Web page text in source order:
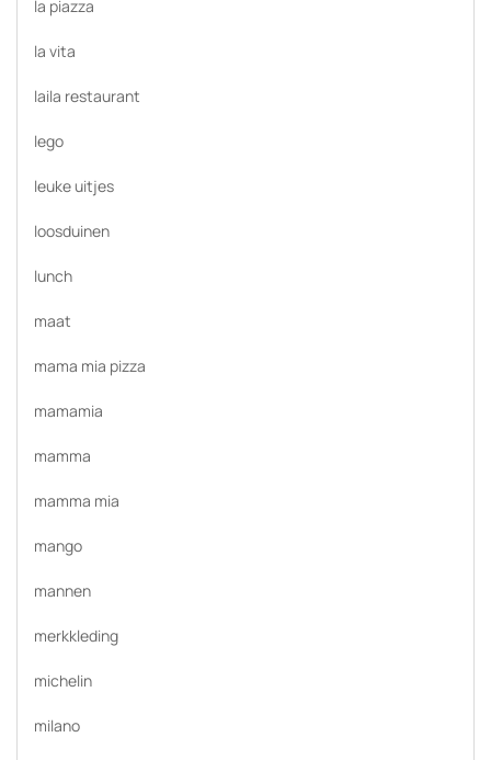
la piazza
la vita
laila restaurant
lego
leuke uitjes
loosduinen
lunch
maat
mama mia pizza
mamamia
mamma
mamma mia
mango
mannen
merkkleding
michelin
milano